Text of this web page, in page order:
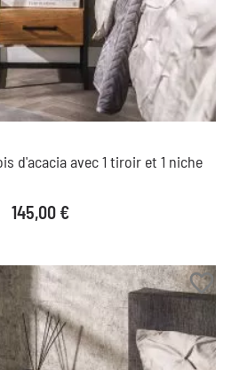
d'acacia avec 1 tiroir et 1 niche
Prix
145,00 €
favorite_border